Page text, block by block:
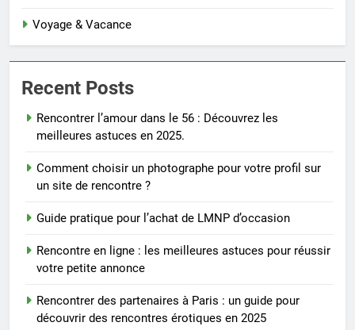
Voyage & Vacance
Recent Posts
Rencontrer l’amour dans le 56 : Découvrez les
meilleures astuces en 2025.
Comment choisir un photographe pour votre profil sur
un site de rencontre ?
Guide pratique pour l’achat de LMNP d’occasion
Rencontre en ligne : les meilleures astuces pour réussir
votre petite annonce
Rencontrer des partenaires à Paris : un guide pour
découvrir des rencontres érotiques en 2025